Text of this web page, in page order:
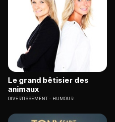
Le grand bêtisier des
animaux
DIVERTISSEMENT HUMOUR